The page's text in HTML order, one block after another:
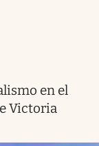
en el
Victoria